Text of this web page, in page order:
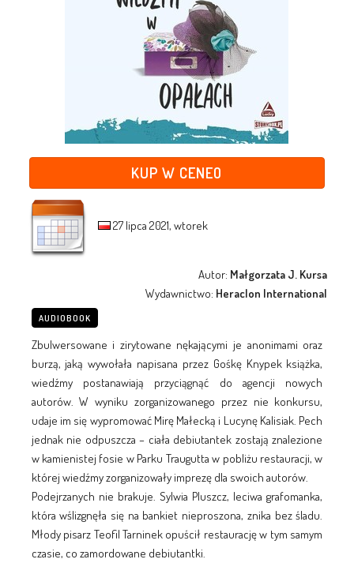
KUP W CENEO
27 lipca 2021, wtorek
Autor: Małgorzata J. Kursa
Wydawnictwo: Heraclon International
AUDIOBOOK
Zbulwersowane i zirytowane nękającymi je anonimami oraz
burzą, jaką wywołała napisana przez Gośkę Knypek książka,
wiedźmy postanawiają przyciągnąć do agencji nowych
autorów. W wyniku zorganizowanego przez nie konkursu,
udaje im się wypromować Mirę Małecką i Lucynę Kalisiak. Pech
jednak nie odpuszcza – ciała debiutantek zostają znalezione
w kamienistej fosie w Parku Traugutta w pobliżu restauracji, w
której wiedźmy zorganizowały imprezę dla swoich autorów.
Podejrzanych nie brakuje. Sylwia Pluszcz, leciwa grafomanka,
która wślizgnęła się na bankiet nieproszona, znika bez śladu.
Młody pisarz Teofil Tarninek opuścił restaurację w tym samym
czasie, co zamordowane debiutantki.